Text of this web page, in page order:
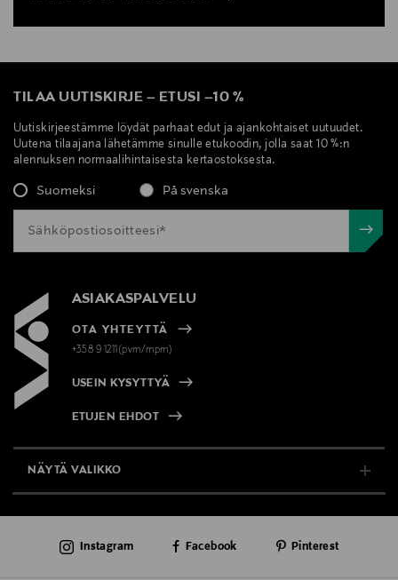
TILAA UUTISKIRJE – ETUSI –10 %
Uutiskirjeestämme löydät parhaat edut ja ajankohtaiset uutuudet.
Uutena tilaajana lähetämme sinulle etukoodin, jolla saat 10 %:n
alennuksen normaalihintaisesta kertaostoksesta.
Suomeksi På svenska
ASIAKASPALVELU
OTA YHTEYTTÄ
+358 9 1211(pvm/mpm)
USEIN KYSYTTYÄ
ETUJEN EHDOT
NÄYTÄ VALIKKO
AJANKOHTAISTA
Instagram Facebook Pinterest